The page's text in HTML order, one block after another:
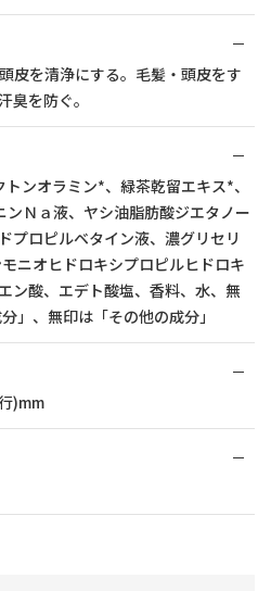
皮を清浄にする。毛髪・頭皮をす
臭を防ぐ。
ンオラミン*、緑茶乾留エキス*、
Ｎａ液、ヤシ油脂肪酸ジエタノー
プロピルベタイン液、濃グリセリ
ニオヒドロキシプロピルヒドロキ
ン酸、エデト酸塩、香料、水、無
」、無印は「その他の成分」
)mm